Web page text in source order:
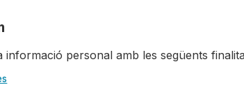
de la
informació personal amb les següents